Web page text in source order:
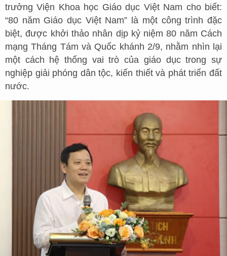
trưởng Viện Khoa học Giáo dục Việt Nam cho biết:
“80 năm Giáo dục Việt Nam” là một công trình đặc
biệt, được khởi thảo nhân dịp kỷ niệm 80 năm Cách
mạng Tháng Tám và Quốc khánh 2/9, nhằm nhìn lại
một cách hệ thống vai trò của giáo dục trong sự
nghiệp giải phóng dân tộc, kiến thiết và phát triển đất
nước.